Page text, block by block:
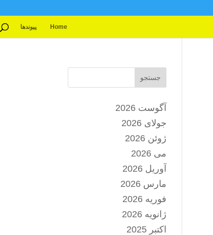
Home پیوندها
جستجو
آگوست 2026
جولای 2026
ژوئن 2026
می 2026
آوریل 2026
مارس 2026
فوریه 2026
ژانویه 2026
اکتبر 2025